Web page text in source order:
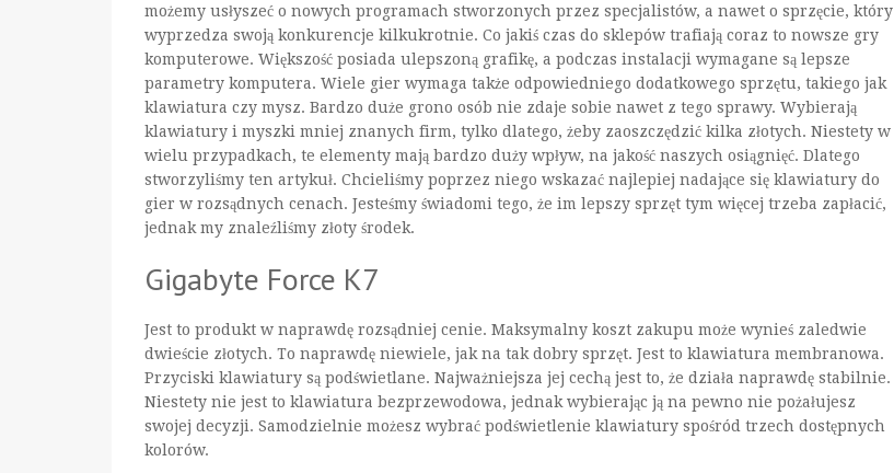
możemy usłyszeć o nowych programach stworzonych przez specjalistów, a nawet o sprzęcie, który
wyprzedza swoją konkurencje kilkukrotnie. Co jakiś czas do sklepów trafiają coraz to nowsze gry
komputerowe. Większość posiada ulepszoną grafikę, a podczas instalacji wymagane są lepsze
parametry komputera. Wiele gier wymaga także odpowiedniego dodatkowego sprzętu, takiego jak
klawiatura czy mysz. Bardzo duże grono osób nie zdaje sobie nawet z tego sprawy. Wybierają
klawiatury i myszki mniej znanych firm, tylko dlatego, żeby zaoszczędzić kilka złotych. Niestety w
wielu przypadkach, te elementy mają bardzo duży wpływ, na jakość naszych osiągnięć. Dlatego
stworzyliśmy ten artykuł. Chcieliśmy poprzez niego wskazać najlepiej nadające się klawiatury do
gier w rozsądnych cenach. Jesteśmy świadomi tego, że im lepszy sprzęt tym więcej trzeba zapłacić,
jednak my znaleźliśmy złoty środek.
Gigabyte Force K7
Jest to produkt w naprawdę rozsądniej cenie. Maksymalny koszt zakupu może wynieś zaledwie
dwieście złotych. To naprawdę niewiele, jak na tak dobry sprzęt. Jest to klawiatura membranowa.
Przyciski klawiatury są podświetlane. Najważniejsza jej cechą jest to, że działa naprawdę stabilnie.
Niestety nie jest to klawiatura bezprzewodowa, jednak wybierając ją na pewno nie pożałujesz
swojej decyzji. Samodzielnie możesz wybrać podświetlenie klawiatury spośród trzech dostępnych
kolorów.